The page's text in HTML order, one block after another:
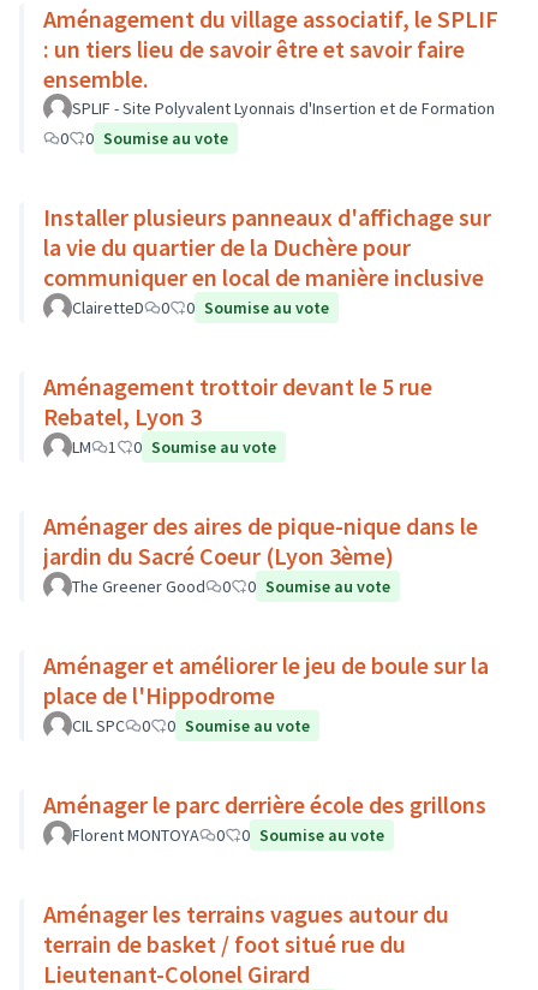
Aménagement du village associatif, le SPLIF
: un tiers lieu de savoir être et savoir faire
ensemble.
SPLIF - Site Polyvalent Lyonnais d'Insertion et de Formation
0
0 Soumise au vote
Installer plusieurs panneaux d'affichage sur
la vie du quartier de la Duchère pour
communiquer en local de manière inclusive
ClairetteD 0 0 Soumise au vote
Aménagement trottoir devant le 5 rue
Rebatel, Lyon 3
LM 1 0 Soumise au vote
Aménager des aires de pique-nique dans le
jardin du Sacré Coeur (Lyon 3ème)
The Greener Good 0 0 Soumise au vote
Aménager et améliorer le jeu de boule sur la
place de l'Hippodrome
CIL SPC 0 0 Soumise au vote
Aménager le parc derrière école des grillons
Florent MONTOYA 0 0 Soumise au vote
Aménager les terrains vagues autour du
terrain de basket / foot situé rue du
Lieutenant-Colonel Girard